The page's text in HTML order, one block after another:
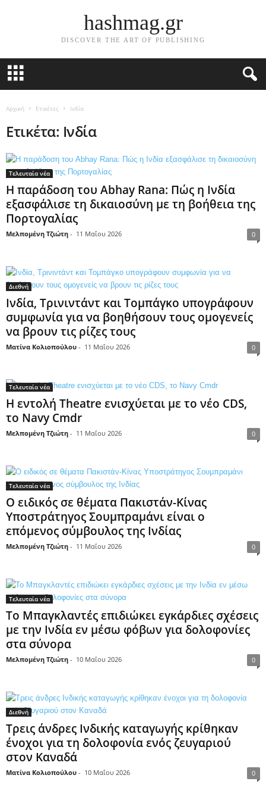
hashmag.gr
DISCOVER THE ART OF PUBLISHING
Αρχική Ετικέτες Ινδία
Ετικέτα: Ινδία
Τελευταία νέα
Η παράδοση του Abhay Rana: Πώς η Ινδία
εξασφάλισε τη δικαιοσύνη με τη βοήθεια της
Πορτογαλίας
Μελπομένη Τζιώτη - 11 Μαΐου 2026 0
Διεθνή
Ινδία, Τρινιντάντ και Τομπάγκο υπογράφουν
συμφωνία για να βοηθήσουν τους ομογενείς
να βρουν τις ρίζες τους
Ματίνα Κολιοπούλου - 11 Μαΐου 2026 0
Τελευταία νέα
Η εντολή Theatre ενισχύεται με το νέο CDS,
το Navy Cmdr
Μελπομένη Τζιώτη - 11 Μαΐου 2026 0
Τελευταία νέα
Ο ειδικός σε θέματα Πακιστάν-Κίνας
Υποστράτηγος Σουμπραμάνι είναι ο
επόμενος σύμβουλος της Ινδίας
Μελπομένη Τζιώτη - 11 Μαΐου 2026 0
Τελευταία νέα
Το Μπαγκλαντές επιδιώκει εγκάρδιες σχέσεις
με την Ινδία εν μέσω φόβων για δολοφονίες
στα σύνορα
Μελπομένη Τζιώτη - 10 Μαΐου 2026 0
Διεθνή
Τρεις άνδρες Ινδικής καταγωγής κρίθηκαν
ένοχοι για τη δολοφονία ενός ζευγαριού
στον Καναδά
Ματίνα Κολιοπούλου - 10 Μαΐου 2026 0